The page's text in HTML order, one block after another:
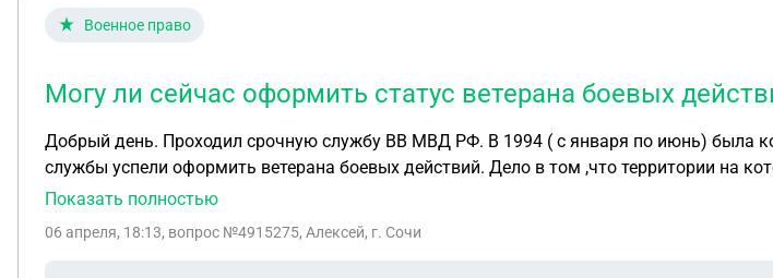
Военное право
Могу ли сейчас оформить статус ветерана боевых
Добрый день. Проходил срочную службу ВВ МВД РФ. В 1994 ( с января по июнь) была
службы успели оформить ветерана боевых действий. Дело в том ,что территории на
проведения КТО( если не ошибаюсь то 2012году) Мои сослуживцы успели оформить статус ветерана боевых действий до изменения в законе "О ветеранах". Что
Показать полностью
06 апреля, 18:13, вопрос №4915275, Алексей, г. Сочи